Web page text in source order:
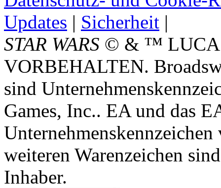
Updates | Sicherheit |
STAR WARS © & ™
VORBEHALTEN.
sind
Games, Inc.. EA und das
weiteren Warenzeichen
Inhaber.